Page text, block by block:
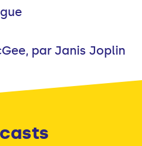
par Janis Joplin